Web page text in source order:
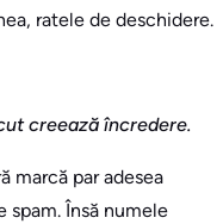
ratele de deschidere.
creează încredere.
marcă par adesea
Însă numele